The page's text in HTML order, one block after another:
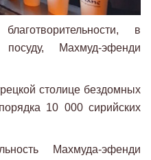
в
Махмуд-эфенди
столице бездомных
10 000 сирийских
Махмуда-эфенди